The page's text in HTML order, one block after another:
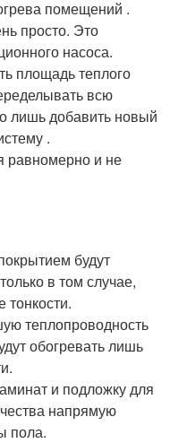
помещений .
просто. Это
насоса.
площадь теплого
всю
лишь добавить новый
.
равномерно и не
будут
в том случае,
тонкости.
теплопроводность
обогревать лишь
и подложку для
напрямую
пола.